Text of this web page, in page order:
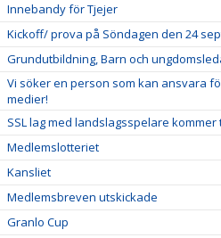
Innebandy för Tjejer
Kickoff/ prova på Söndagen den 24
Grundutbildning, Barn och
Vi söker en person som kan ansvara
medier!
SSL lag med landslagsspelare
Medlemslotteriet
Kansliet
Medlemsbreven utskickade
Granlo Cup